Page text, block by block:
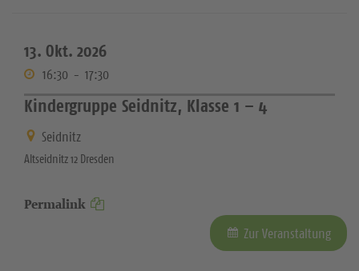
13. Okt. 2026
16:30 - 17:30
Kindergruppe Seidnitz, Klasse 1 – 4
Seidnitz
Altseidnitz 12 Dresden
Permalink
Zur Veranstaltung